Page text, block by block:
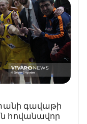
գավաթի
հովանավոր